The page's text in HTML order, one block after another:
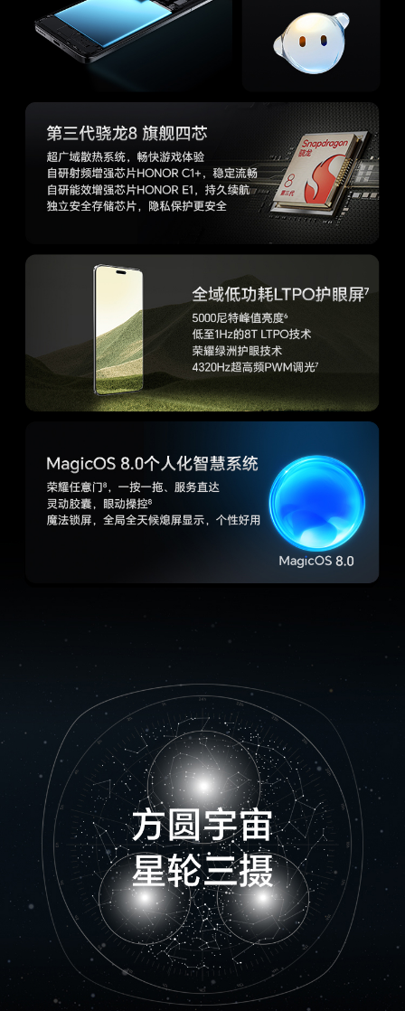
720P视频拍摄：30/60 FPS
4K夜景录像模式：24FPS
1080P夜景录像模式：24FPS
1080P慢动作视频：120/240FPS
广角主摄像头支持OIS视频防抖
超广角摄像头支持EIS视频防抖
支持视频美肤
支持音频变焦
支持立体声收音
支持蓝牙耳机收音
电影模式： HDR Vivid最高可达4K 30FPS，10bit
Magic-Log最高可达4K 60FPS
前置摄像头视频4K视频拍摄：30FPS
1080P视频拍摄：30/60 FPS
720P视频拍摄：30FPS
视频录制格式包括H.264和HEVC
支持两焦段变焦（0.8x/1x）
支持EIS视频防抖
支持视频美肤
支持多镜录像
支持音频聚焦
支持立体声收音
支持蓝牙耳机收音
拍摄功能
后置摄像头：鹰眼精彩抓拍、电影模式、多镜录
像、AI摄影、高像素模式、延时摄影、广角、大光
圈、夜景模式、超级微距、人像模式（含美肤）、
专业模式、慢动作、全景、滤镜、水印、笑脸抓
拍、声控拍照、定时拍摄、文档扫描、微电影
前置摄像头：人像模式、滤镜、笑脸抓拍、自拍镜
像、声控拍照、定时拍摄、手势拍照、夜景模式、
水印模式、高像素模式、多镜录像
锂离子聚合物电池
mAh)
无线充电器
支持，最大66W无线快充。(备注:无线充电底座需
另行购买。)
理论充电时间
39min(备注:充电数据来源于荣耀实验室测试结
果，在温度 25 摄氏度，相对湿度 45%-80% 环
境下，使用原装超级快充充电器与充电线，从 3%
电量开始，待机状态下灭屏充电。实际使用中可能
因产品个体差异、使用习惯和环境因素不同略有不
同，请以实际使用情况为准。)
快充功能
手机支持最大20V/4A超级快充，兼容11V/6A或10
V/4A或10V/2.25A或5V4.5A超级快充，兼容9V/2
A快充。(备注:实际充电功率会随不同场景智能变
化，请以实际为准。)
无线充电
支持66W荣耀无线超级快充，支持无线反向充
电。(备注:最大支持66W无线超级快充，需单独购
买荣耀超级快充无线充电器或无线车充。实际充电
功率会随不同场景智能变化，请以实际使用情况为
准。)